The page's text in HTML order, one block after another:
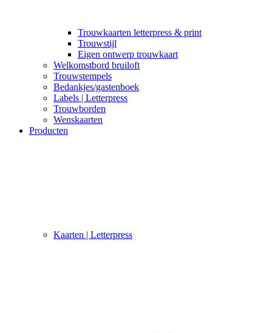
Trouwkaarten letterpress & print
Trouwstijl
Eigen ontwerp trouwkaart
Welkomstbord bruiloft
Trouwstempels
Bedankjes/gastenboek
Labels | Letterpress
Trouwborden
Wenskaarten
Producten
Kaarten | Letterpress